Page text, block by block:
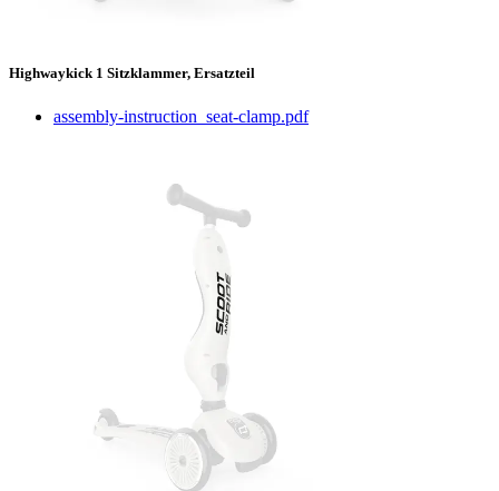
Highwaykick 1 Sitzklammer, Ersatzteil
assembly-instruction_seat-clamp.pdf